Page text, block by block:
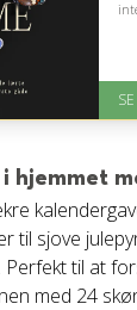
på
i hjemmet
til sjove
Perfekt til at
med 24